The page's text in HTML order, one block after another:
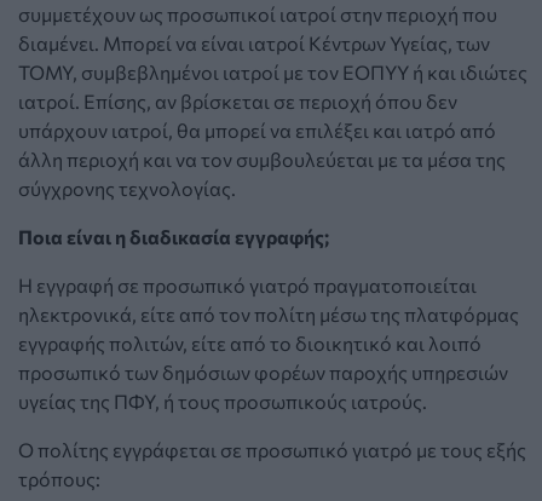
συμμετέχουν ως προσωπικοί ιατροί στην περιοχή που
διαμένει. Μπορεί να είναι ιατροί Κέντρων Υγείας, των
ΤΟΜΥ, συμβεβλημένοι ιατροί με τον ΕΟΠΥΥ ή και ιδιώτες
ιατροί. Επίσης, αν βρίσκεται σε περιοχή όπου δεν
υπάρχουν ιατροί, θα μπορεί να επιλέξει και ιατρό από
άλλη περιοχή και να τον συμβουλεύεται με τα μέσα της
σύγχρονης τεχνολογίας.
Ποια είναι η διαδικασία εγγραφής;
Η εγγραφή σε προσωπικό γιατρό πραγματοποιείται
ηλεκτρονικά, είτε από τον πολίτη μέσω της πλατφόρμας
εγγραφής πολιτών, είτε από το διοικητικό και λοιπό
προσωπικό των δημόσιων φορέων παροχής υπηρεσιών
υγείας της ΠΦΥ, ή τους προσωπικούς ιατρούς.
Ο πολίτης εγγράφεται σε προσωπικό γιατρό με τους εξής
τρόπους: